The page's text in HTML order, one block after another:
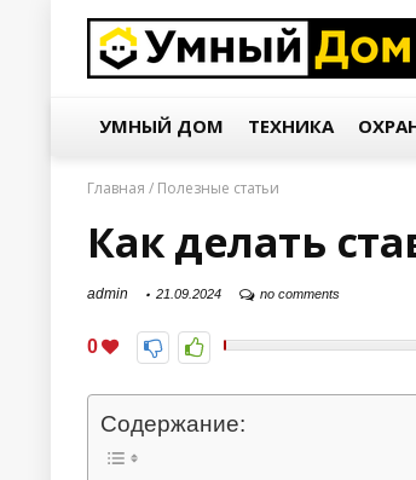
УМНЫЙ ДОМ ТЕХНИКА
Главная / Полезные статьи
Как делать
admin 21.09.2024 no comments
0
Содержание: